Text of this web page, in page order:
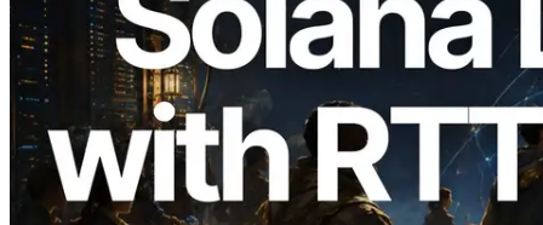
2026.08.05
ERPC erweitert Solana Leader Slot API
um Ping-Messung aus 7 globalen
Regionen — Validators Information API
ebenfalls gestartet